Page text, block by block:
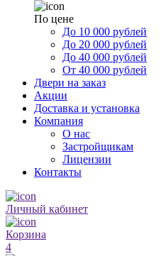
По цене
До 10 000 рублей
До 20 000 рублей
До 40 000 рублей
От 40 000 рублей
Двери на заказ
Акции
Доставка и установка
Компания
О нас
Застройщикам
Лицензии
Контакты
Личный кабинет
Корзина
4